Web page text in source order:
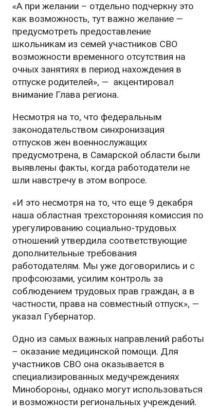
«А при желании – отдельно подчеркну это
как возможность, тут важно желание —
предусмотреть предоставление
школьникам из семей участников СВО
возможности временного отсутствия на
очных занятиях в период нахождения в
отпуске родителей», — акцентировал
внимание Глава региона.
Несмотря на то, что федеральным
законодательством синхронизация
отпусков жен военнослужащих
предусмотрена, в Самарской области были
выявлены факты, когда работодатели не
шли навстречу в этом вопросе.
«И это несмотря на то, что еще 9 декабря
наша областная трехсторонняя комиссия по
урегулированию социально-трудовых
отношений утвердила соответствующие
дополнительные требования
работодателям. Мы уже договорились и с
профсоюзами, усилим контроль за
соблюдением трудовых прав граждан, а в
частности, права на совместный отпуск», —
указал Губернатор.
Одно из самых важных направлений работы
– оказание медицинской помощи. Для
участников СВО она оказывается в
специализированных медучреждениях
Минобороны, однако могут использоваться
и возможности региональных учреждений.